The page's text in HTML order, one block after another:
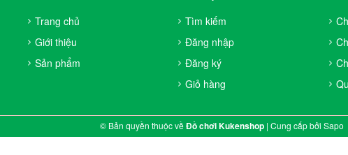
Trang chủ
Giới thiệu
Sản phẩm
Tìm kiếm
Đăng nhập
Đăng ký
Giỏ hàng
© Bản quyền thuộc vềĐồ chơi Kukenshop| Cung cấp bởi Sapo